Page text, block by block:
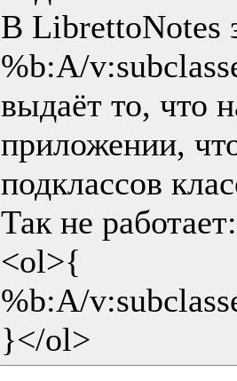
В LibrettoNotes
%b:A/
выдаёт то, что
приложении,
подклассов
Так не работает:
<ol>{
%b:A/
}</ol>